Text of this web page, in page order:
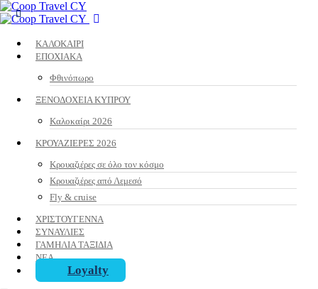
ΚΑΛΟΚΑΙΡΙ
ΕΠΟΧΙΑΚΑ
Φθινόπωρο
ΞΕΝΟΔΟΧΕΙΑ ΚΥΠΡΟΥ
Καλοκαίρι 2026
ΚΡΟΥΑΖΙΕΡΕΣ 2026
Κρουαζιέρες σε όλο τον κόσμο
Κρουαζιέρες από Λεμεσό
Fly & cruise
ΧΡΙΣΤΟΥΓΕΝΝΑ
ΣΥΝΑΥΛΙΕΣ
ΓΑΜΗΛΙΑ ΤΑΞΙΔΙΑ
ΝΕΑ
Loyalty